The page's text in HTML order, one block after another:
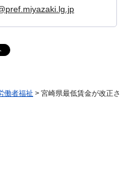
働者福祉 > 宮崎県最低賃金が改正さ